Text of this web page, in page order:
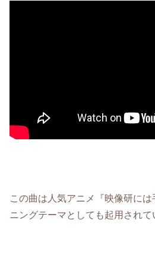
この曲は人気アニメ『映像研に
ニングテーマとしても起用されて